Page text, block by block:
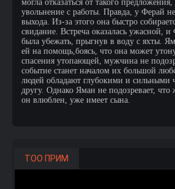
могла отказаться от такого
увольнение с работы. Правда, у Ферай
выхода. Из-за этого она быстро
свидание. Встреча оказалась ужасной,
была убежать, прыгнув в воду с яхты.
ей на помощь,боясь, что она может
спасения утопающей, мужчина не
событие станет началом их большой
людей обладают глубокими и сильными
другу. Однако Яман не подозревает,
он влюблен, уже имеет сына.
ТОО ПРИМ